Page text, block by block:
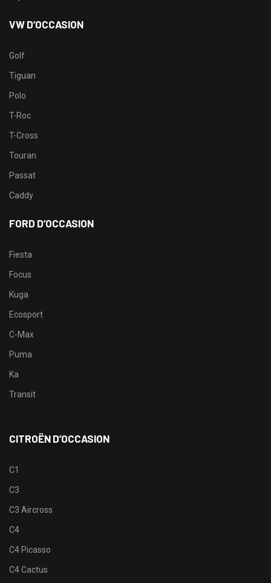
VW D’OCCASION
Golf
Tiguan
Polo
T-Roc
T-Cross
Touran
Passat
Caddy
FORD D’OCCASION
Fiesta
Focus
Kuga
Ecosport
C-Max
Puma
Ka
Transit
CITROËN D’OCCASION
C1
C3
C3 Aircross
C4
C4 Picasso
C4 Cactus